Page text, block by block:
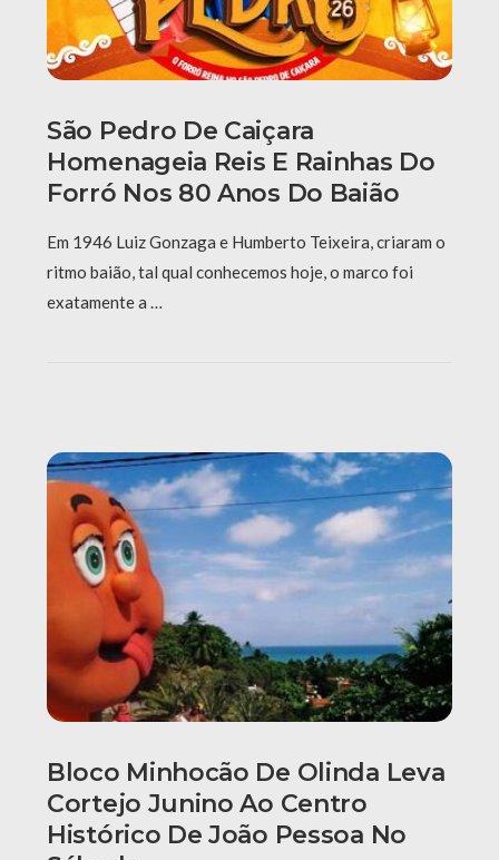
São Pedro De Caiçara
Homenageia Reis E Rainhas Do
Forró Nos 80 Anos Do Baião
Em 1946 Luiz Gonzaga e Humberto Teixeira, criaram o
ritmo baião, tal qual conhecemos hoje, o marco foi
exatamente a …
Bloco Minhocão De Olinda Leva
Cortejo Junino Ao Centro
Histórico De João Pessoa No